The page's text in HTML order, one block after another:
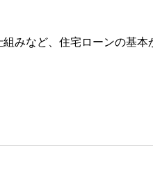
みなど、住宅ローンの基本